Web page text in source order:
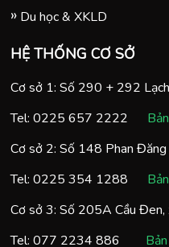
Du học & XKLD
HỆ THỐNG CƠ SỞ
Cơ sở 1: Số 290 + 292 Lạch
Tel: 0225 657 2222
Cơ sở 2: Số 148 Phan Đăng
Tel: 0225 354 1288
Cơ sở 3: Số 205A Cầu Đen,
Tel: 077 2234 886